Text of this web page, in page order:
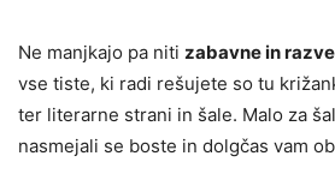
Ne manjkajo pa niti zabavne in
vse tiste, ki radi rešujete so tu
ter literarne strani in šale. Malo za
nasmejali se boste in dolgčas vam